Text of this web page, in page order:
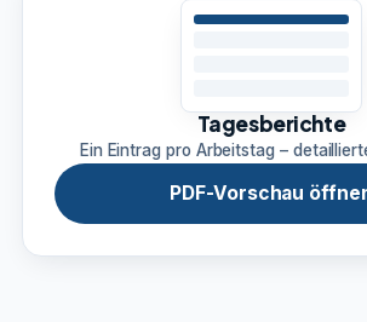
Tagesberichte
Ein Eintrag pro Arbeitstag –
PDF-Vorschau